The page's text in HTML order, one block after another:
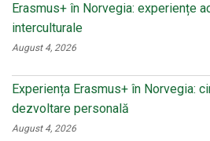
Erasmus+ în Norvegia: experiențe
interculturale
August 4, 2026
Experiența Erasmus+ în Norvegia:
dezvoltare personală
August 4, 2026